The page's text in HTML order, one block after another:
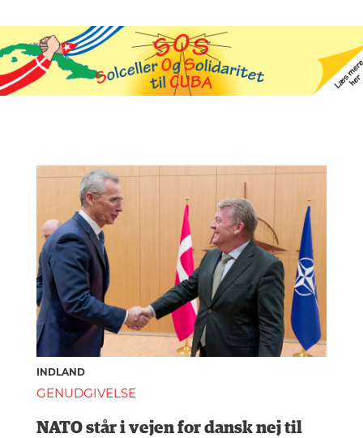
INDLAND
GENUDGIVELSE
NATO står i vejen for dansk nej til